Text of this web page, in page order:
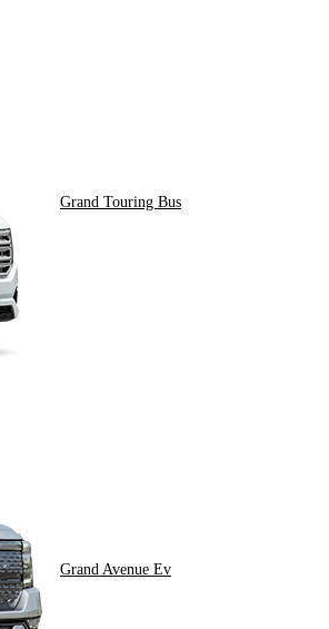
Grand Touring Bus
Grand Avenue Ev